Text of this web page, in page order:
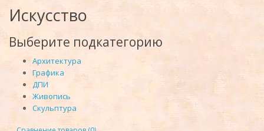
Искусство
Выберите подкатегорию
Архитектура
Графика
ДПИ
Живопись
Скульптура